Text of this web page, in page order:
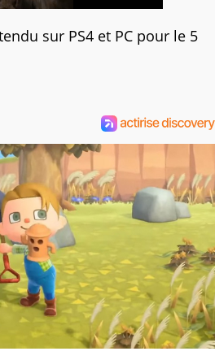
sur PS4 et PC pour le 5